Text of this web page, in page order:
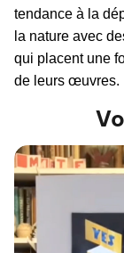
tendance à la
la nature avec
qui placent une
de leurs œuvres.